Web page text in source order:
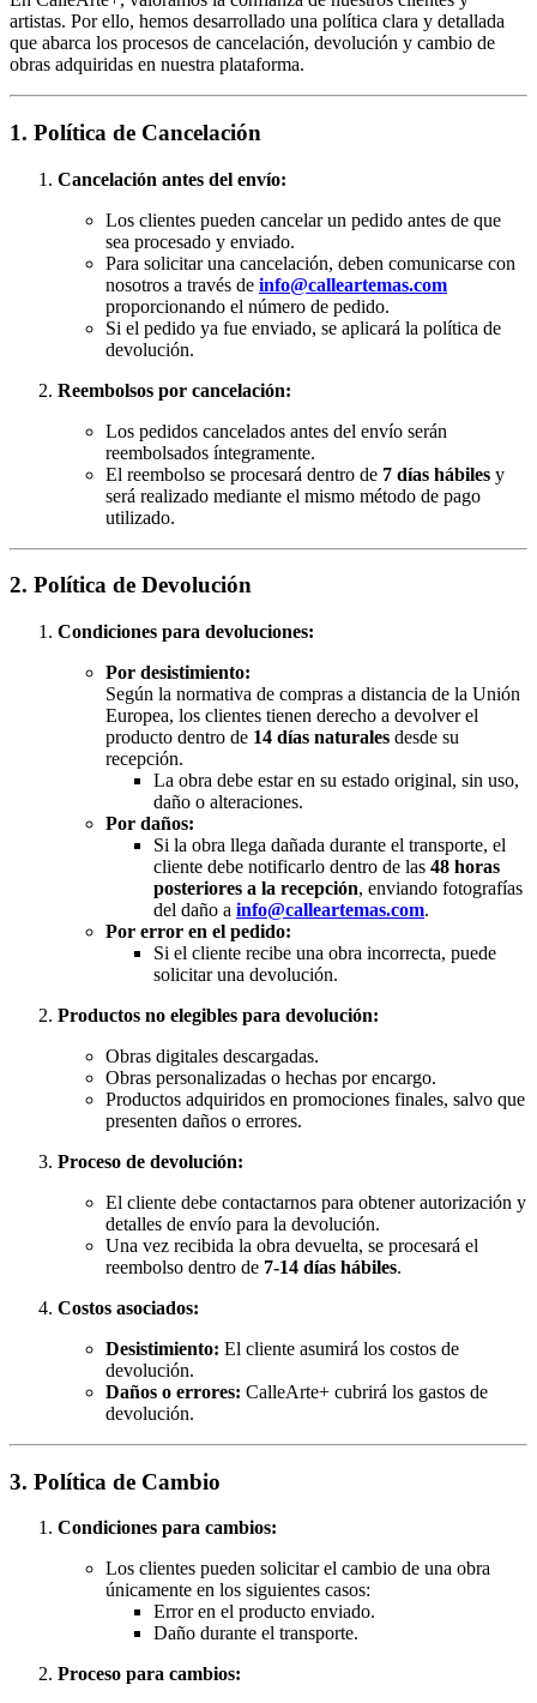
artistas. Por ello, hemos desarrollado una política clara y detallada
que abarca los procesos de cancelación, devolución y cambio de
obras adquiridas en nuestra plataforma.
1. Política de Cancelación
Cancelación antes del envío:
Los clientes pueden cancelar un pedido antes de que
sea procesado y enviado.
Para solicitar una cancelación, deben comunicarse con
nosotros a través de info@calleartemas.com
proporcionando el número de pedido.
Si el pedido ya fue enviado, se aplicará la política de
devolución.
Reembolsos por cancelación:
Los pedidos cancelados antes del envío serán
reembolsados íntegramente.
El reembolso se procesará dentro de 7 días hábiles y
será realizado mediante el mismo método de pago
utilizado.
2. Política de Devolución
Condiciones para devoluciones:
Por desistimiento:
Según la normativa de compras a distancia de la Unión
Europea, los clientes tienen derecho a devolver el
producto dentro de 14 días naturales desde su
recepción.
La obra debe estar en su estado original, sin uso,
daño o alteraciones.
Por daños:
Si la obra llega dañada durante el transporte, el
cliente debe notificarlo dentro de las 48 horas
posteriores a la recepción, enviando fotografías
del daño a info@calleartemas.com.
Por error en el pedido:
Si el cliente recibe una obra incorrecta, puede
solicitar una devolución.
Productos no elegibles para devolución:
Obras digitales descargadas.
Obras personalizadas o hechas por encargo.
Productos adquiridos en promociones finales, salvo que
presenten daños o errores.
Proceso de devolución:
El cliente debe contactarnos para obtener autorización y
detalles de envío para la devolución.
Una vez recibida la obra devuelta, se procesará el
reembolso dentro de 7-14 días hábiles.
Costos asociados:
Desistimiento: El cliente asumirá los costos de
devolución.
Daños o errores: CalleArte+ cubrirá los gastos de
devolución.
3. Política de Cambio
Condiciones para cambios:
Los clientes pueden solicitar el cambio de una obra
únicamente en los siguientes casos:
Error en el producto enviado.
Daño durante el transporte.
Proceso para cambios: